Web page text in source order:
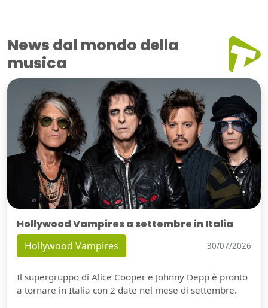
News dal mondo della
musica
Hollywood Vampires a settembre in Italia
Hollywood Vampires 30/07/2026
Il supergruppo di Alice Cooper e Johnny Depp è pronto
a tornare in Italia con 2 date nel mese di settembre.